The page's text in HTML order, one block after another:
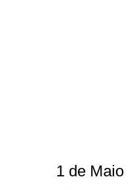
1 de Maio